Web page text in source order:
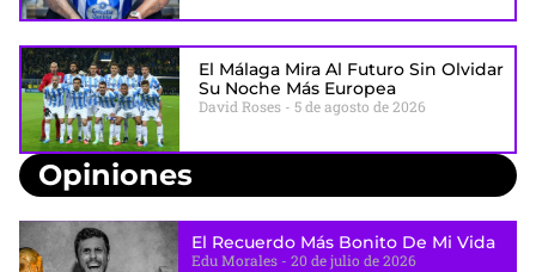
El Málaga Mira Al Futuro Sin Olvidar
Su Noche Más Europea
David Roses 5 de agosto de 2026
Opiniones
El Recuerdo Más Bonito De Mi Vida
Edu Morales 20 de julio de 2026